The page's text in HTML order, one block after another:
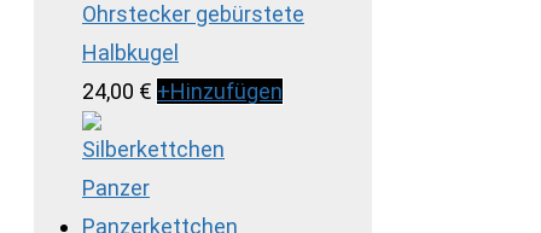
Ohrstecker gebürstete
Halbkugel
24,00 € +Hinzufügen